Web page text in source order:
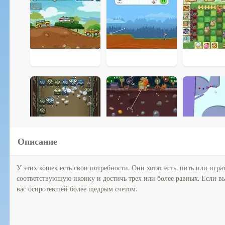
Описание
У этих кошек есть свои потребности. Они хотят есть, пить или
соответствующую иконку и достичь трех или более равных. Если
вас осиротевшей более щедрым счетом.